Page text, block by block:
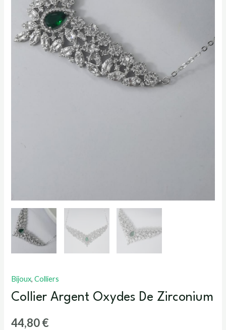
Bijoux,Colliers
Collier Argent Oxydes De Zirconium
44,80€